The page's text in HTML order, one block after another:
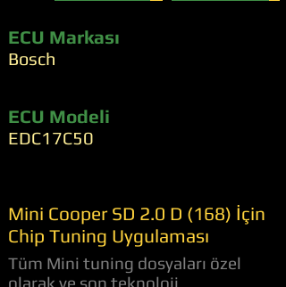
ECU Markası
Bosch
ECU Modeli
EDC17C50
Mini Cooper SD 2.0 D (168) İçin
Chip Tuning Uygulaması
Tüm Mini tuning dosyaları özel
olarak ve son teknoloji